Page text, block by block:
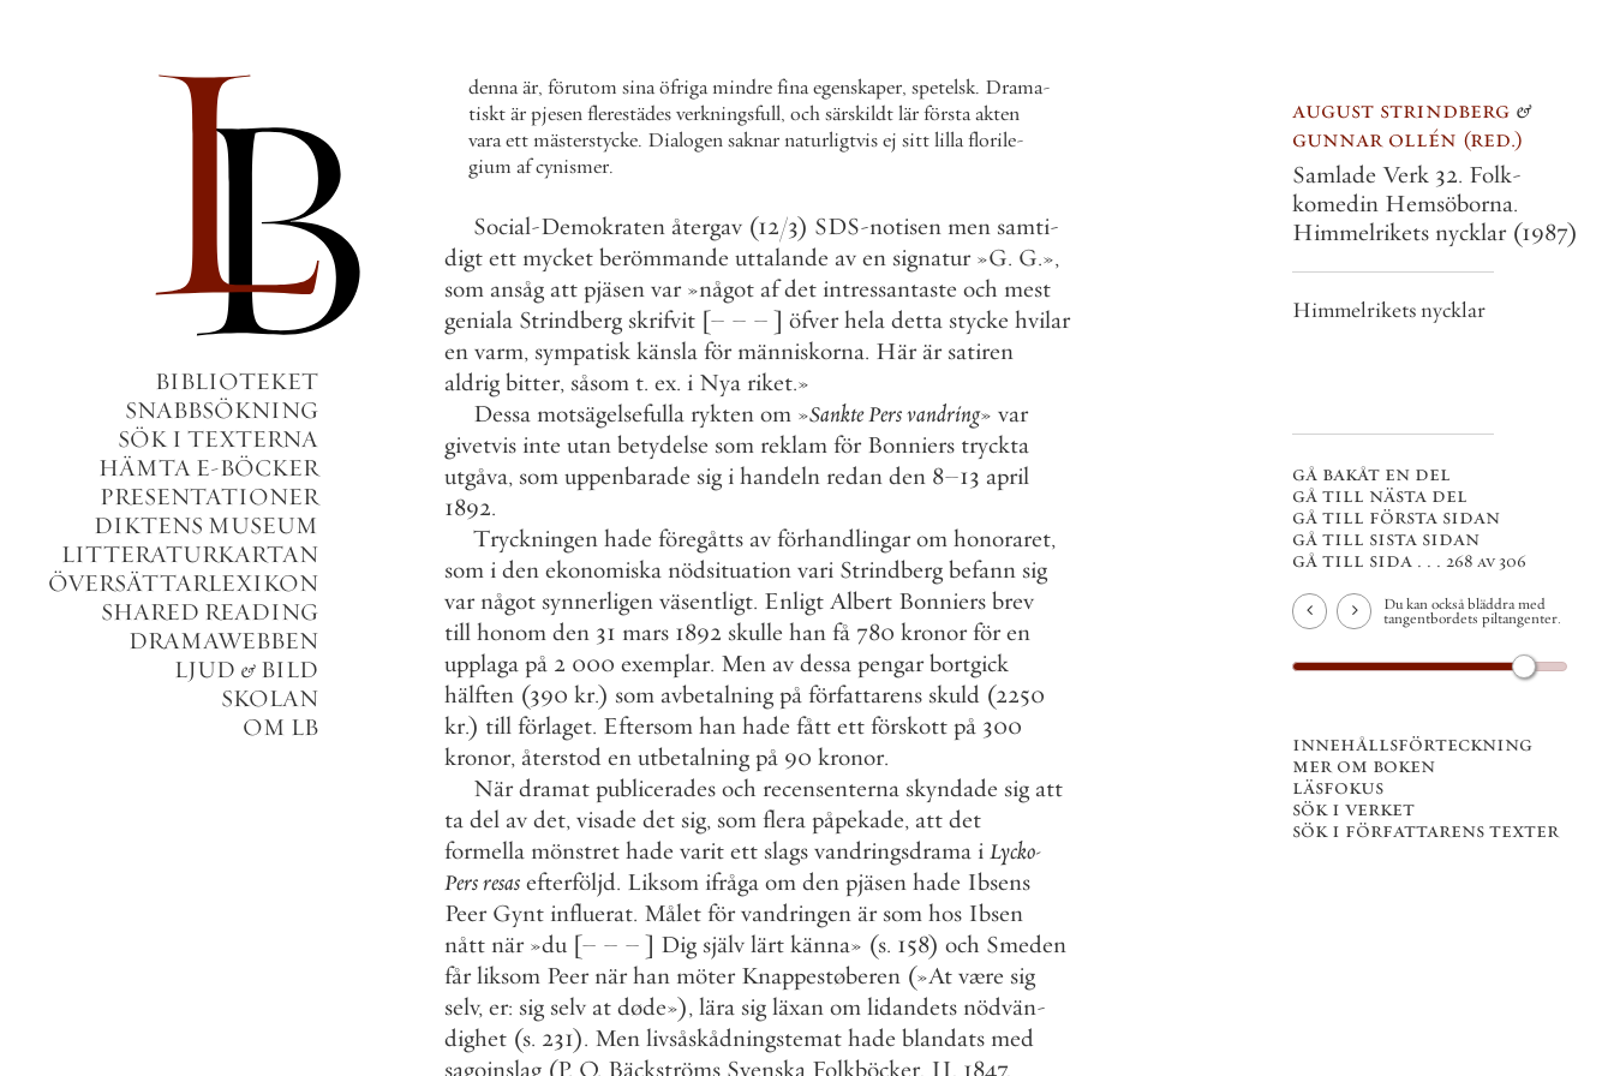
BIBLIOTEKET
SNABBSÖKNING
SÖK I TEXTERNA
HÄMTA E-BÖCKER
PRESENTATIONER
DIKTENS MUSEUM
LITTERATURKARTAN
ÖVERSÄTTARLEXIKON
SHARED READING
DRAMAWEBBEN
LJUD & BILD
SKOLAN
OM LB
dennaär, förutom sinaöfrigamindre finaegenskaper, spetelsk. Drama-
tiskt är pjesen flerestädes verkningsfull, och särskildt lär förstaakten
varaett mästerstycke. Dialogen saknar naturligtvis ej sitt lillaflorile-
gium afcynismer.
Social-Demokraten återgav (12/3) SDS-notisen men samti-
digt ett mycket berömmande uttalande av en signatur »G. G.»,
som ansåg att pjäsen var »något af det intressantaste och mest
geniala Strindberg skrifvit [– – – ] öfver hela detta stycke hvilar
en varm, sympatisk känsla för människorna. Här är satiren
aldrig bitter, såsom t. ex. i Nya riket.»
Dessa motsägelsefulla rykten om »SanktePersvandring» var
givetvis inte utan betydelse som reklam för Bonniers tryckta
utgåva, som uppenbarade sig i handeln redan den 8–13 april
1892.
Tryckningen hade föregåtts av förhandlingar om honoraret,
som i den ekonomiska nödsituation vari Strindberg befann sig
var något synnerligen väsentligt. Enligt Albert Bonniers brev
till honom den 31 mars 1892 skulle han få 780 kronor för en
upplaga på 2 000 exemplar. Men av dessa pengar bortgick
hälften (390 kr.) som avbetalning på författarens skuld (2250
kr.) till förlaget. Eftersom han hade fått ett förskott på 300
kronor, återstod en utbetalning på 90 kronor.
När dramat publicerades och recensenterna skyndade sig att
ta del av det, visade det sig, som flera påpekade, att det
formella mönstret hade varit ett slags vandringsdrama i Lycko-
Persresas efterföljd. Liksom ifråga om den pjäsen hade Ibsens
Peer Gynt influerat. Målet för vandringen är som hos Ibsen
nått när »du [– – – ] Dig själv lärt känna» (s. 158) och Smeden
får liksom Peer när han möter Knappestøberen (»At være sig
selv, er: sig selv at døde»), lära sig läxan om lidandets nödvän-
dighet (s. 231). Men livsåskådningstemat hade blandats med
sagoinslag (P. O. Bäckströms Svenska Folkböcker, II 1847,
august strindberg &
gunnar ollén red.
Samlade Verk 32. Folk-
komedin Hemsöborna.
Himmelrikets nycklar (1987)
Himmelrikets nycklar
gå bakåt en del
gå till nästa del
gå till första sidan
gå till sista sidan
gå till sida . . . 268 av 306
Du kan också bläddra med
tangentbordets piltangenter.
innehållsförteckning
mer om boken
läsfokus
sök i verket
sök i författarens texter